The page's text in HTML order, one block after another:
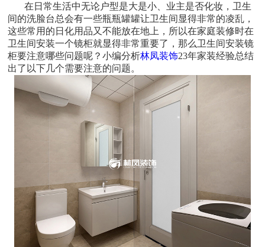
在日常生活中无论户型是大是小、业主是否化妆，卫生
间的洗脸台总会有一些瓶瓶罐罐让卫生间显得非常的凌乱，
这些常用的日化用品又不能放在地上，所以在家庭装修时在
卫生间安装一个镜柜就显得非常重要了，那么卫生间安装镜
柜要注意哪些问题呢？小编分析林凤装饰23年家装经验总结
出了以下几个需要注意的问题。